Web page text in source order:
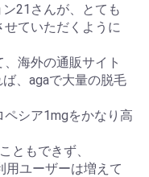
21さんが、とても
ていただくように
海外の通販サイト
、agaで大量の脱毛
シア1mgをかなり高
ともできず、
用ユーザーは増えて